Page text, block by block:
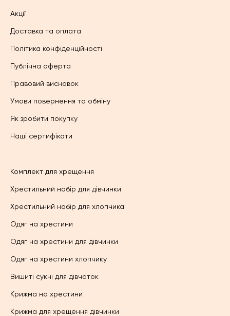
Акції
Доставка та оплата
Політика конфіденційності
Публічна оферта
Правовий висновок
Умови повернення та обміну
Як зробити покупку
Наші сертифікати
Комплект для хрещення
Хрестильний набір для дівчинки
Хрестильний набір для хлопчика
Одяг на хрестини
Одяг на хрестини для дівчинки
Одяг на хрестини хлопчику
Вишиті сукні для дівчаток
Крижма на хрестини
Крижма для хрещення дівчинки